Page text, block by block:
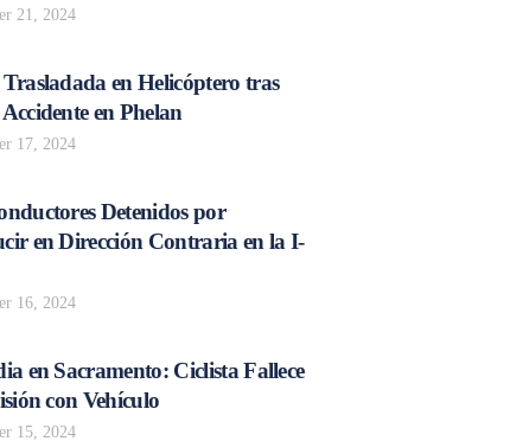
21, 2024
en Helicóptero tras
en Phelan
17, 2024
Detenidos por
en Dirección Contraria en la I-
16, 2024
en Sacramento: Ciclista Fallece
con Vehículo
15, 2024